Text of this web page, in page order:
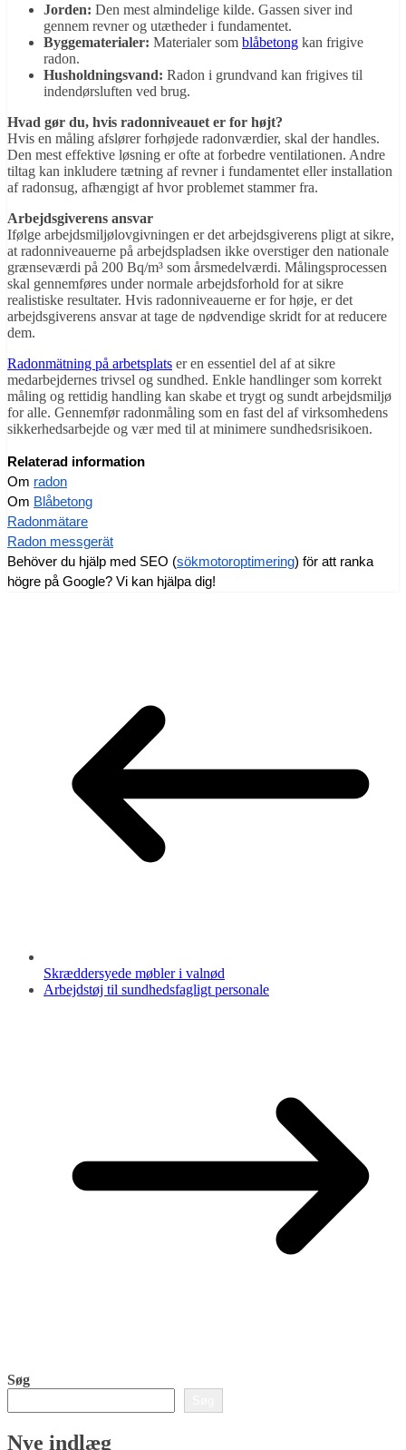
Jorden: Den mest almindelige kilde. Gassen siver ind
gennem revner og utætheder i fundamentet.
Byggematerialer: Materialer som blåbetong kan frigive
radon.
Husholdningsvand: Radon i grundvand kan frigives til
indendørsluften ved brug.
Hvad gør du, hvis radonniveauet er for højt?
Hvis en måling afslører forhøjede radonværdier, skal der handles.
Den mest effektive løsning er ofte at forbedre ventilationen. Andre
tiltag kan inkludere tætning af revner i fundamentet eller installation
af radonsug, afhængigt af hvor problemet stammer fra.
Arbejdsgiverens ansvar
Ifølge arbejdsmiljølovgivningen er det arbejdsgiverens pligt at sikre,
at radonniveauerne på arbejdspladsen ikke overstiger den nationale
grænseværdi på 200 Bq/m³ som årsmedelværdi. Målingsprocessen
skal gennemføres under normale arbejdsforhold for at sikre
realistiske resultater. Hvis radonniveauerne er for høje, er det
arbejdsgiverens ansvar at tage de nødvendige skridt for at reducere
dem.
Radonmätning på arbetsplats er en essentiel del af at sikre
medarbejdernes trivsel og sundhed. Enkle handlinger som korrekt
måling og rettidig handling kan skabe et trygt og sundt arbejdsmiljø
for alle. Gennemfør radonmåling som en fast del af virksomhedens
sikkerhedsarbejde og vær med til at minimere sundhedsrisikoen.
Relaterad information
Om radon
Om Blåbetong
Radonmätare
Radon messgerät
Behöver du hjälp med SEO (sökmotoroptimering) för att ranka
högre på Google? Vi kan hjälpa dig!
Skræddersyede møbler i valnød
Arbejdstøj til sundhedsfagligt personale
Søg
Nye indlæg